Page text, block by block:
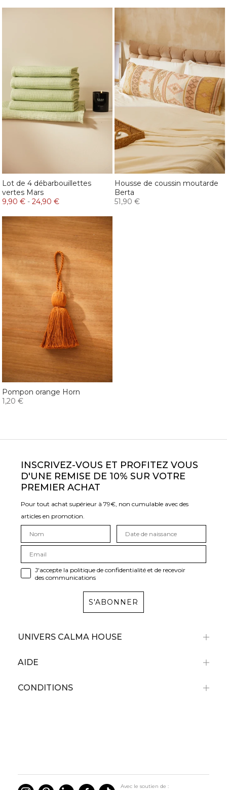
Lot de 4 débarbouillettes
vertes Mars
9,90 € - 24,90 €
Housse de coussin moutarde
Berta
51,90 €
Pompon orange Horn
1,20 €
INSCRIVEZ-VOUS ET PROFITEZ VOUS
D'UNE REMISE DE 10% SUR VOTRE
PREMIER ACHAT
Pour tout achat supérieur à 79€, non cumulable avec des
articles en promotion.
J'accepte la politique de confidentialité et de recevoir
des communications
S'ABONNER
UNIVERS CALMA HOUSE
AIDE
CONDITIONS
Avec le soutien de :